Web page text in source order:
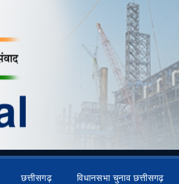
छत्तीसगढ़ विधानसभा चुनाव छत्तीसगढ़